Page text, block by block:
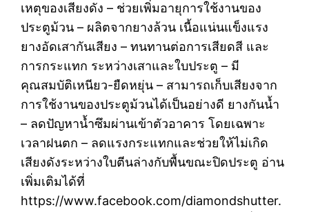
เหตุของเสียงดัง – ช่วยเพิ่มอายุการใช้งานของ
ประตูม้วน – ผลิตจากยางล้วน เนื้อแน่นแข็งแรง
ยางอัดเสากันเสียง – ทนทานต่อการเสียดสี และ
การกระแทก ระหว่างเสาและใบประตู – มี
คุณสมบัติเหนียว-ยืดหยุ่น – สามารถเก็บเสียงจาก
การใช้งานของประตูม้วนได้เป็นอย่างดี ยางกันน้ำ
– ลดปัญหาน้ำซึมผ่านเข้าตัวอาคาร โดยเฉพาะ
เวลาฝนตก – ลดแรงกระแทกและช่วยให้ไม่เกิด
เสียงดังระหว่างใบตีนล่างกับพื้นขณะปิดประตู อ่าน
เพิ่มเติมได้ที่
https://www.facebook.com/diamondshutter.